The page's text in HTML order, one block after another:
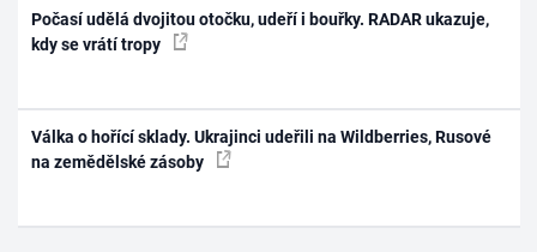
Počasí udělá dvojitou otočku, udeří i bouřky. RADAR ukazuje,
kdy se vrátí tropy
Válka o hořící sklady. Ukrajinci udeřili na Wildberries, Rusové
na zemědělské zásoby